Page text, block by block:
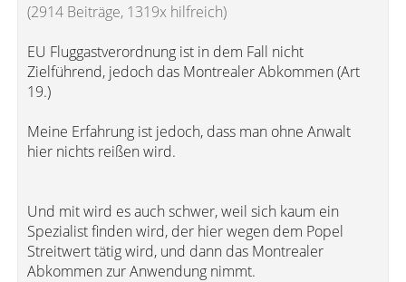
(2914 Beiträge, 1319x hilfreich)
EU Fluggastverordnung ist in dem Fall nicht
Zielführend, jedoch das Montrealer Abkommen (Art
19.)
Meine Erfahrung ist jedoch, dass man ohne Anwalt
hier nichts reißen wird.
Und mit wird es auch schwer, weil sich kaum ein
Spezialist finden wird, der hier wegen dem Popel
Streitwert tätig wird, und dann das Montrealer
Abkommen zur Anwendung nimmt.